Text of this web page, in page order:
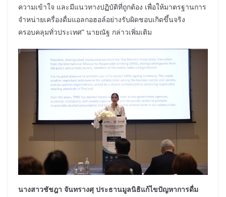
ความเข้าใจ และมีแนวทางปฏิบัติที่ถูกต้อง เพื่อให้มาตรฐานการ
จำหน่ายเครื่องดื่มแอลกอฮอล์อย่างรับผิดชอบเกิดขึ้นจริง
ครอบคลุมทั่วประเทศ” นายณัฐ กล่าวเพิ่มเติม
นางสาวชัชฎา จันทรางศุ ประธานมูลนิธิแก้ไขปัญหาการดื่ม